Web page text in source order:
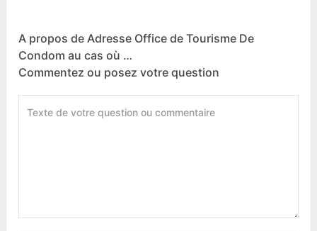
A propos de Adresse Office de Tourisme De
Condom au cas où …
Commentez ou posez votre question